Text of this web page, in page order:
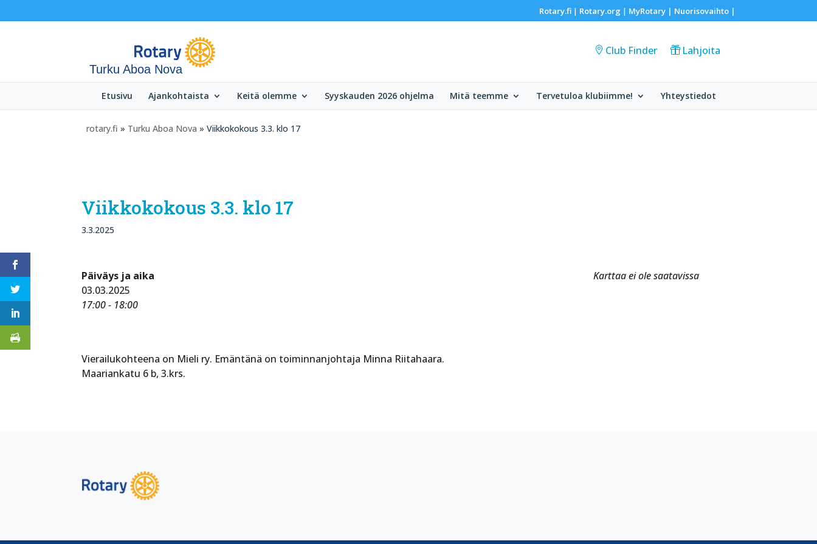
Rotary.fi| Rotary.org | MyRotary | Nuorisovaihto|
Turku Aboa Nova
Club Finder Lahjoita
Etusivu Ajankohtaista Keitä olemme Syyskauden 2026 ohjelma Mitä teemme Tervetuloa klubiimme! Yhteystiedot
rotary.fi » Turku Aboa Nova » Viikkokokous 3.3. klo 17
Viikkokokous 3.3. klo 17
3.3.2025
Karttaa ei ole saatavissa
Päiväys ja aika
03.03.2025
17:00 - 18:00
Vierailukohteena on Mieli ry. Emäntänä on toiminnanjohtaja Minna Riitahaara.
Maariankatu 6 b, 3.krs.